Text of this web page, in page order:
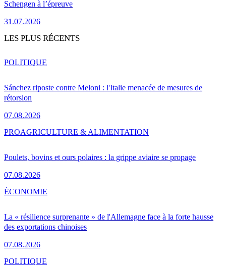
Schengen à l’épreuve
31.07.2026
LES PLUS RÉCENTS
Sánchez riposte contre Meloni : l'Italie menacée de mesures de
rétorsion
07.08.2026
POLITIQUE
Poulets, bovins et ours polaires : la grippe aviaire se propage
07.08.2026
PROAGRICULTURE & ALIMENTATION
La « résilience surprenante » de l'Allemagne face à la forte hausse
des exportations chinoises
07.08.2026
ÉCONOMIE
POLITIQUE